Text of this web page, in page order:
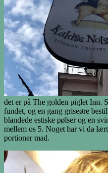
det er på The golden piglet Inn.
fundet, og en gang griseøre
blandede estiske pølser og en
mellem os 5. Noget har vi da
portioner mad.